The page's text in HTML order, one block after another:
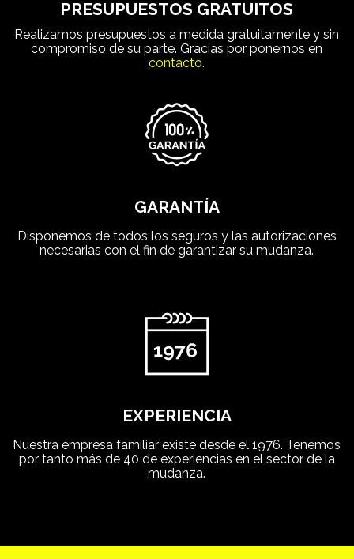
PRESUPUESTOS GRATUITOS
Realizamos presupuestos a medida gratuitamente y sin
compromiso de su parte. Gracias por ponernos en
contacto.
GARANTÍA
Disponemos de todos los seguros y las autorizaciones
necesarias con el fin de garantizar su mudanza.
EXPERIENCIA
Nuestra empresa familiar existe desde el 1976. Tenemos
por tanto más de 40 de experiencias en el sector de la
mudanza.